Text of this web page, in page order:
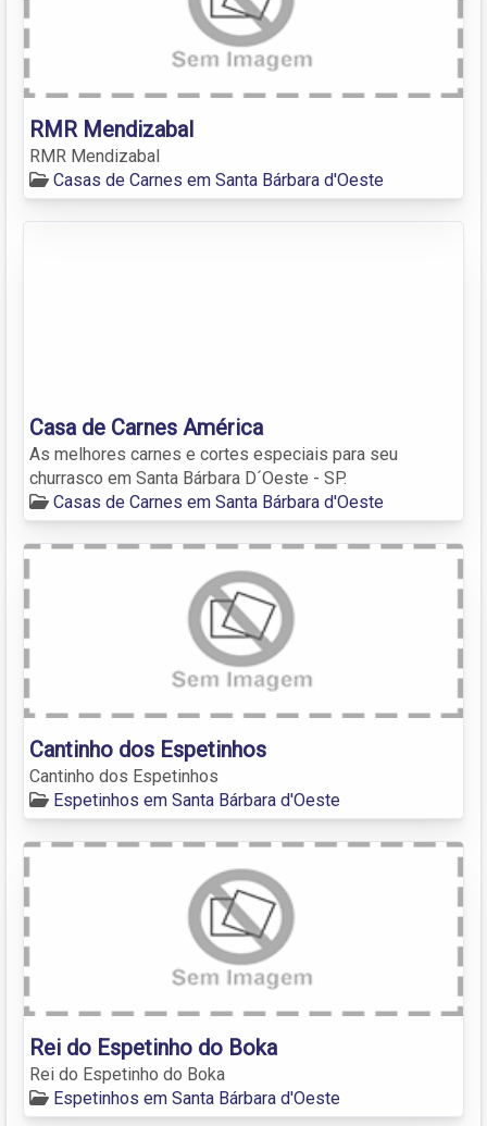
RMR Mendizabal
RMR Mendizabal
Casas de Carnes em Santa Bárbara d'Oeste
Casa de Carnes América
As melhores carnes e cortes especiais para seu
churrasco em Santa Bárbara D´Oeste - SP.
Casas de Carnes em Santa Bárbara d'Oeste
Cantinho dos Espetinhos
Cantinho dos Espetinhos
Espetinhos em Santa Bárbara d'Oeste
Rei do Espetinho do Boka
Rei do Espetinho do Boka
Espetinhos em Santa Bárbara d'Oeste